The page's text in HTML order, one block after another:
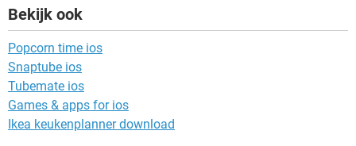
Bekijk ook
Popcorn time ios
Snaptube ios
Tubemate ios
Games & apps for ios
Ikea keukenplanner download